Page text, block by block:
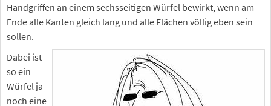
Handgriffen an einem sechsseitigen Würfel bewirkt, wenn am
Ende alle Kanten gleich lang und alle Flächen völlig eben sein
sollen.
Dabei ist
so ein
Würfel ja
noch eine